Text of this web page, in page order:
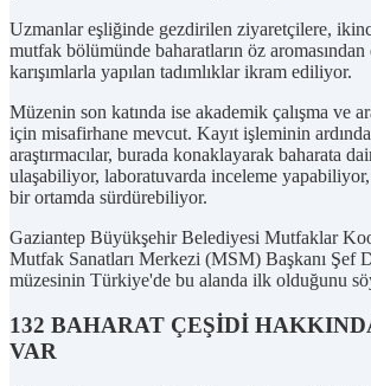
Uzmanlar eşliğinde gezdirilen ziyaretçilere,
mutfak bölümünde baharatların öz aromasından
karışımlarla yapılan tadımlıklar ikram ediliyor.
Müzenin son katında ise akademik çalışma ve
için misafirhane mevcut. Kayıt işleminin
araştırmacılar, burada konaklayarak baharata
ulaşabiliyor, laboratuvarda inceleme yapabiliyor,
bir ortamda sürdürebiliyor.
Gaziantep Büyükşehir Belediyesi Mutfaklar
Mutfak Sanatları Merkezi (MSM) Başkanı Şef
müzesinin Türkiye'de bu alanda ilk olduğunu
132 BAHARAT ÇEŞİDİ
VAR